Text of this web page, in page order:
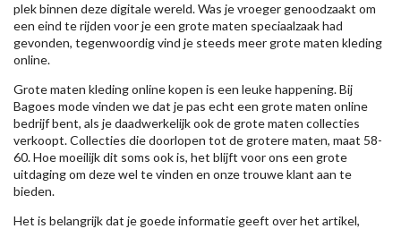
plek binnen deze digitale wereld. Was je vroeger genoodzaakt om
een eind te rijden voor je een grote maten speciaalzaak had
gevonden, tegenwoordig vind je steeds meer grote maten kleding
online.
Grote maten kleding online kopen is een leuke happening. Bij
Bagoes mode vinden we dat je pas echt een grote maten online
bedrijf bent, als je daadwerkelijk ook de grote maten collecties
verkoopt. Collecties die doorlopen tot de grotere maten, maat 58-
60. Hoe moeilijk dit soms ook is, het blijft voor ons een grote
uitdaging om deze wel te vinden en onze trouwe klant aan te
bieden.
Het is belangrijk dat je goede informatie geeft over het artikel,